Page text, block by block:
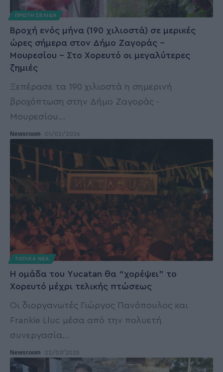
ΠΡΩΤΗ ΣΕΛΙΔΑ
Βροχή ενός μήνα (190 χιλιοστά) σε μερικές
ώρες σήμερα στον Δήμο Ζαγοράς –
Μουρεσίου – Στο Χορευτό οι μεγαλύτερες
ζημιές
Ξεπέρασε τα 190 χιλιοστά η σημερινή
βροχόπτωση στην Δήμο Ζαγοράς -
Μουρεσίου…
Newsroom 01/02/2026
ΤΟΠΙΚΑ ΝΕΑ
H ομάδα του Υucatan θα “χορέψει” το
Χορευτό μέχρι τελικής πτώσεως
Οι διοργανωτές Γιώργος Πανόπουλος και
Frankie Lluc μέσα από την πολυετή
συνεργασία…
Newsroom 22/07/2025